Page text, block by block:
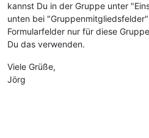
kannst Du in der Gruppe unter
unten bei
Formularfelder nur für diese
Du das verwenden.
Viele Grüße,
Jörg